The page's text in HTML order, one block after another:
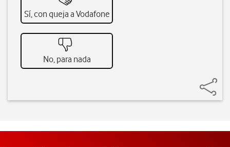
Sí, con queja a Vodafone
No, para nada